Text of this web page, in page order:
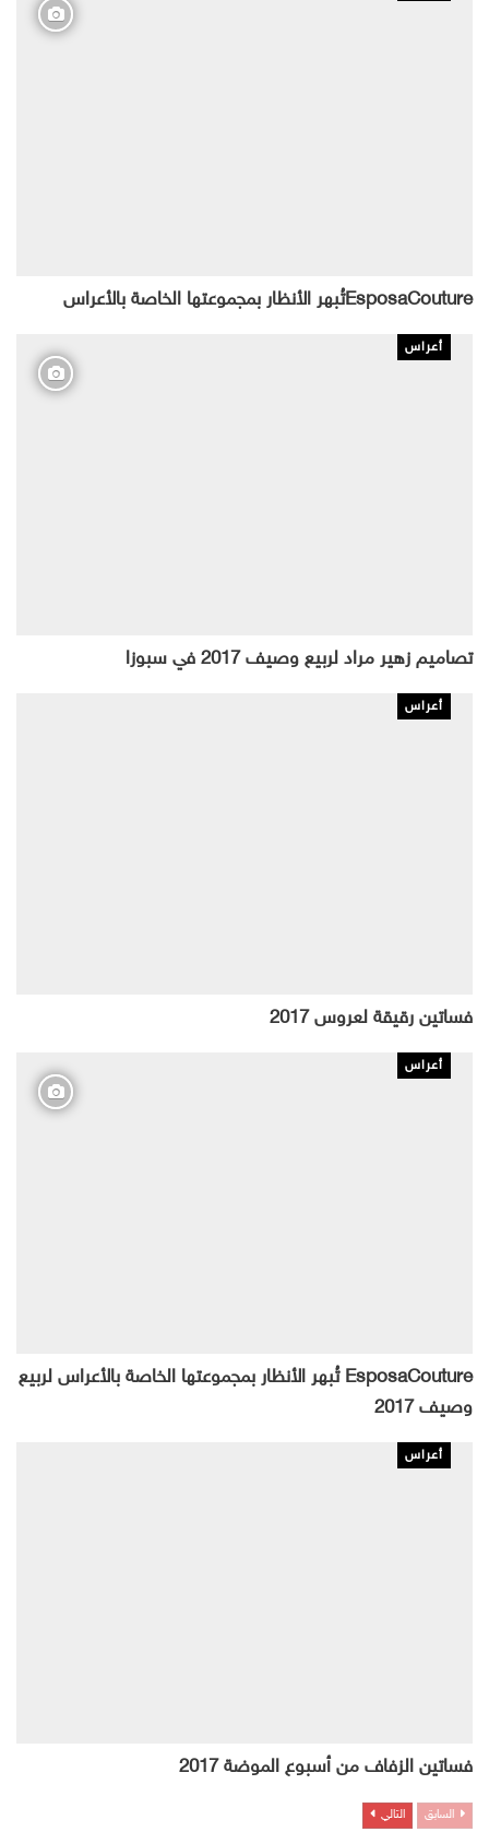
EsposaCoutureتُبهر الأنظار بمجموعتها الخاصة بالأعراس
أعراس
تصاميم زهير مراد لربيع وصيف 2017 في سبوزا
أعراس
فساتين رقيقة لعروس 2017
أعراس
EsposaCouture تُبهر الأنظار بمجموعتها الخاصة بالأعراس لربيع
وصيف 2017
أعراس
فساتين الزفاف من أسبوع الموضة 2017
السابق التالي